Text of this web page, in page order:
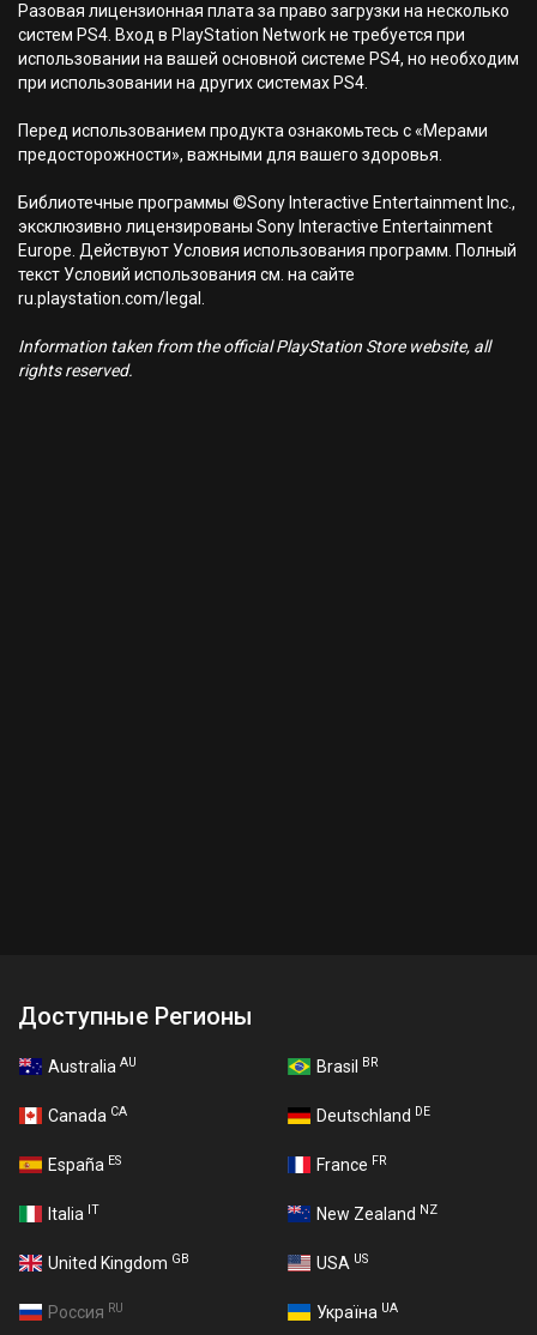
Разовая лицензионная плата за право загрузки на несколько
систем PS4. Вход в PlayStation Network не требуется при
использовании на вашей основной системе PS4, но необходим
при использовании на других системах PS4.
Перед использованием продукта ознакомьтесь с «Мерами
предосторожности», важными для вашего здоровья.
Библиотечные программы ©Sony Interactive Entertainment Inc.,
эксклюзивно лицензированы Sony Interactive Entertainment
Europe. Действуют Условия использования программ. Полный
текст Условий использования см. на сайте
ru.playstation.com/legal.
Information taken from the official PlayStation Store website, all
rights reserved.
Доступные Регионы
Australia AU Brasil BR
Canada CA Deutschland DE
España ES France FR
Italia IT New Zealand NZ
United Kingdom GB USA US
Россия RU Україна UA